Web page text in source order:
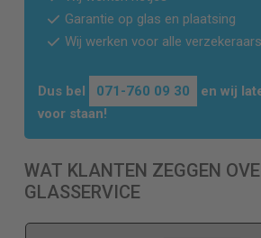
Garantie op glas en plaatsing
Wij werken voor alle verzekeraars
Dus bel 071-760 09 30
en wij
voor staan!
WAT KLANTEN ZEGGEN
GLASSERVICE